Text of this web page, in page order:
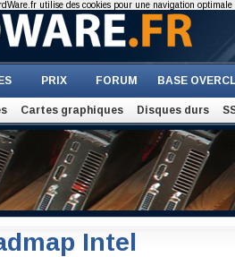
PRIX FORUM BASE
Cartes graphiques Disques durs
Intel
utilise des cookies pour une navigation